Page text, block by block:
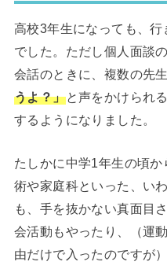
高校3年生になっても、
でした。ただし個人面談
会話のときに、複数の先
うよ？」と声をかけられ
するようになりました。
たしかに中学1年生の頃
術や家庭科といった、い
も、手を抜かない真面目
会活動もやったり、（運
由だけで入ったのですが